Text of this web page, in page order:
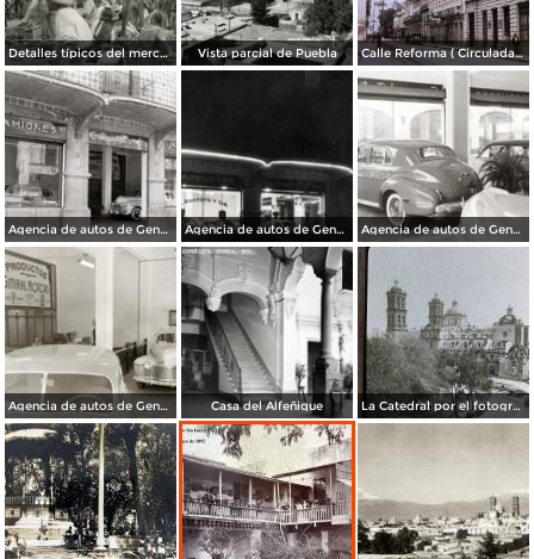
Detalles típicos del mercado Vista parcial de Puebla Calle Reforma ( Circulada el 15 de Marzo de 1933 ).
Agencia de autos de General Motors Agencia de autos de General Motors Agencia de autos de General Motors
Agencia de autos de General Motors Casa del Alfeñique La Catedral por el fotografo William H. Rau.